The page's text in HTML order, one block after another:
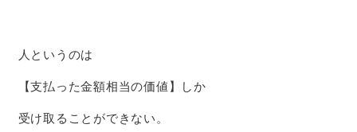
人というのは
【支払った金額相当の価値】しか
受け取ることができない。